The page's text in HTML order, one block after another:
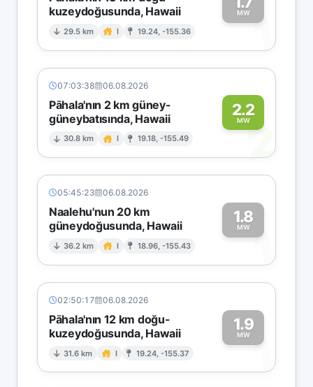
kuzeydoğusunda, Hawaii
29.5 km I 19.24, -155.36
MW1
07:03:38 06.08.2026
Pāhala'nın 2 km güney-
güneybatısında, Hawaii
30.8 km I 19.18, -155.49
2.2
MW2
05:45:23 06.08.2026
Naalehu'nun 20 km
güneydoğusunda, Hawaii
36.2 km I 18.96, -155.43
1.8
MW1
02:50:17 06.08.2026
Pāhala'nın 12 km doğu-
kuzeydoğusunda, Hawaii
31.6 km I 19.24, -155.37
1.9
MW1